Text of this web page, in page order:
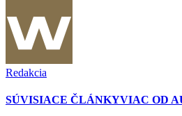
Redakcia
SÚVISIACE ČLÁNKYVIAC OD